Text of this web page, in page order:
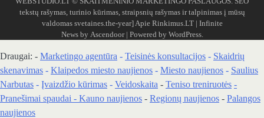
tekstų rašymas, turinio kūrimas, straipsnių rašymas ir talpinimas į mūsų
valdomas svetaines.the-year] Apie Rinkimus.LT| Infinite
News by Ascendoor| Powered by WordPress.
Draugai: - Marketingo agentūra - Teisinės konsultacijos - Skaidrių
skenavimas - Klaipedos miesto naujienos - Miesto naujienos - Saulius
Narbutas - Įvaizdžio kūrimas - Veidoskaita - Teniso treniruotės -
Pranešimai spaudai - Kauno naujienos - Regionų naujienos - Palangos
naujienos